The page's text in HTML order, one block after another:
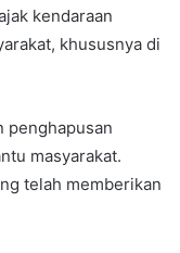
kendaraan
khususnya di
penghapusan
masyarakat.
telah memberikan